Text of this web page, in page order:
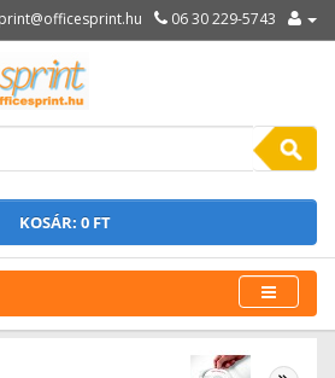
06 30 229-5743
KOSÁR: 0 FT